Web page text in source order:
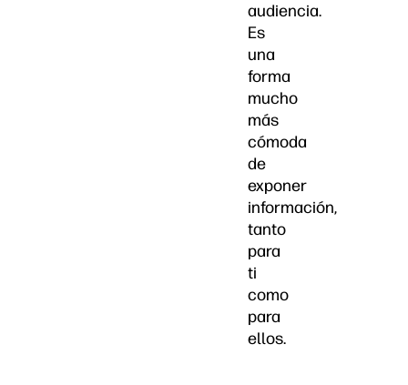
audiencia.
Es
una
forma
mucho
más
cómoda
de
exponer
información,
tanto
para
ti
como
para
ellos.